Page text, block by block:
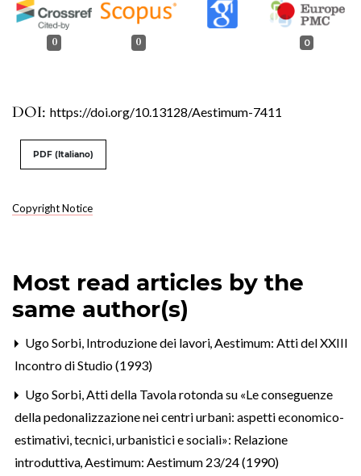
DOI: https://doi.org/10.13128/Aestimum-7411
Copyright Notice
0 0 0
PDF (Italiano)
Most read articles by the
same author(s)
Ugo Sorbi, Introduzione dei lavori,Aestimum: Atti del XXIII
Incontro di Studio (1993)
Ugo Sorbi,Atti della Tavola rotonda su «Le conseguenze
della pedonalizzazione nei centri urbani: aspetti economico-
estimativi, tecnici, urbanistici e sociali»: Relazione
introduttiva,Aestimum: Aestimum 23/24 (1990)